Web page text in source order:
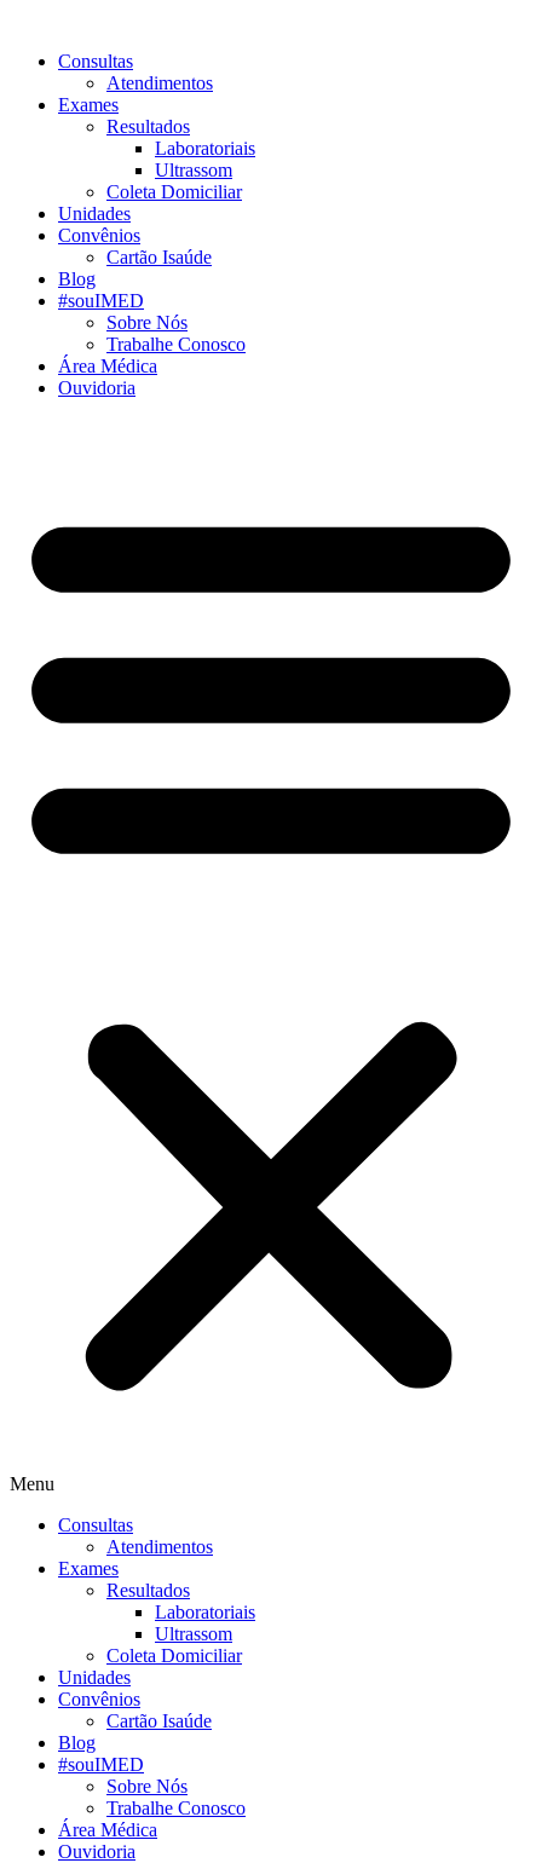
Consultas
Atendimentos
Exames
Resultados
Laboratoriais
Ultrassom
Coleta Domiciliar
Unidades
Convênios
Cartão Isaúde
Blog
#souIMED
Sobre Nós
Trabalhe Conosco
Área Médica
Ouvidoria
Menu
Consultas
Atendimentos
Exames
Resultados
Laboratoriais
Ultrassom
Coleta Domiciliar
Unidades
Convênios
Cartão Isaúde
Blog
#souIMED
Sobre Nós
Trabalhe Conosco
Área Médica
Ouvidoria